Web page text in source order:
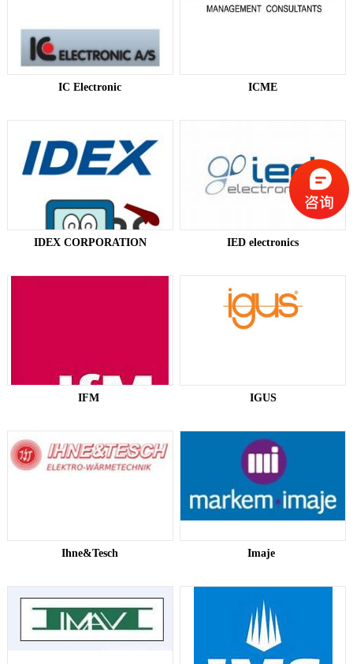
IC Electronic​ ICME​
IDEX CORPORATION IED electronics
IFM ​ ​IGUS​
Ihne&Tesch Imaje ​